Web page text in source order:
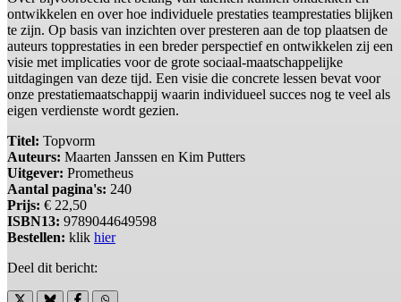
ontwikkelen en over hoe individuele prestaties teamprestaties blijken
te zijn. Op basis van inzichten over presteren aan de top plaatsen de
auteurs topprestaties in een breder perspectief en ontwikkelen zij een
visie met implicaties voor de grote sociaal-maatschappelijke
uitdagingen van deze tijd. Een visie die concrete lessen bevat voor
onze prestatiemaatschappij waarin individueel succes nog te veel als
eigen verdienste wordt gezien.
Titel: Topvorm
Auteurs: Maarten Janssen en Kim Putters
Uitgever: Prometheus
Aantal pagina's: 240
Prijs: € 22,50
ISBN13: 9789044649598
Bestellen: klik hier
Deel dit bericht: